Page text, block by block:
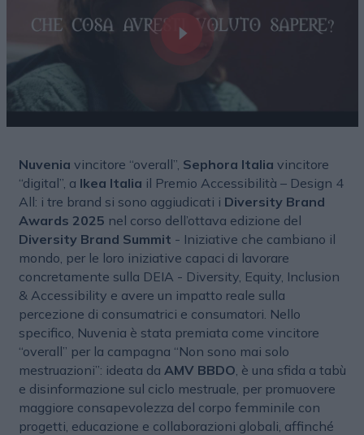
Nuvenia vincitore “overall”, Sephora Italia vincitore
“digital”, a Ikea Italia il Premio Accessibilità – Design 4
All: i tre brand si sono aggiudicati i Diversity Brand
Awards 2025 nel corso dell’ottava edizione del
Diversity Brand Summit - Iniziative che cambiano il
mondo, per le loro iniziative capaci di lavorare
concretamente sulla DEIA - Diversity, Equity, Inclusion
& Accessibility e avere un impatto reale sulla
percezione di consumatrici e consumatori. Nello
specifico, Nuvenia è stata premiata come vincitore
“overall” per la campagna “Non sono mai solo
mestruazioni”: ideata da AMV BBDO , è una sfida a tabù
e disinformazione sul ciclo mestruale, per promuovere
maggiore consapevolezza del corpo femminile con
progetti, educazione e collaborazioni globali, affinché